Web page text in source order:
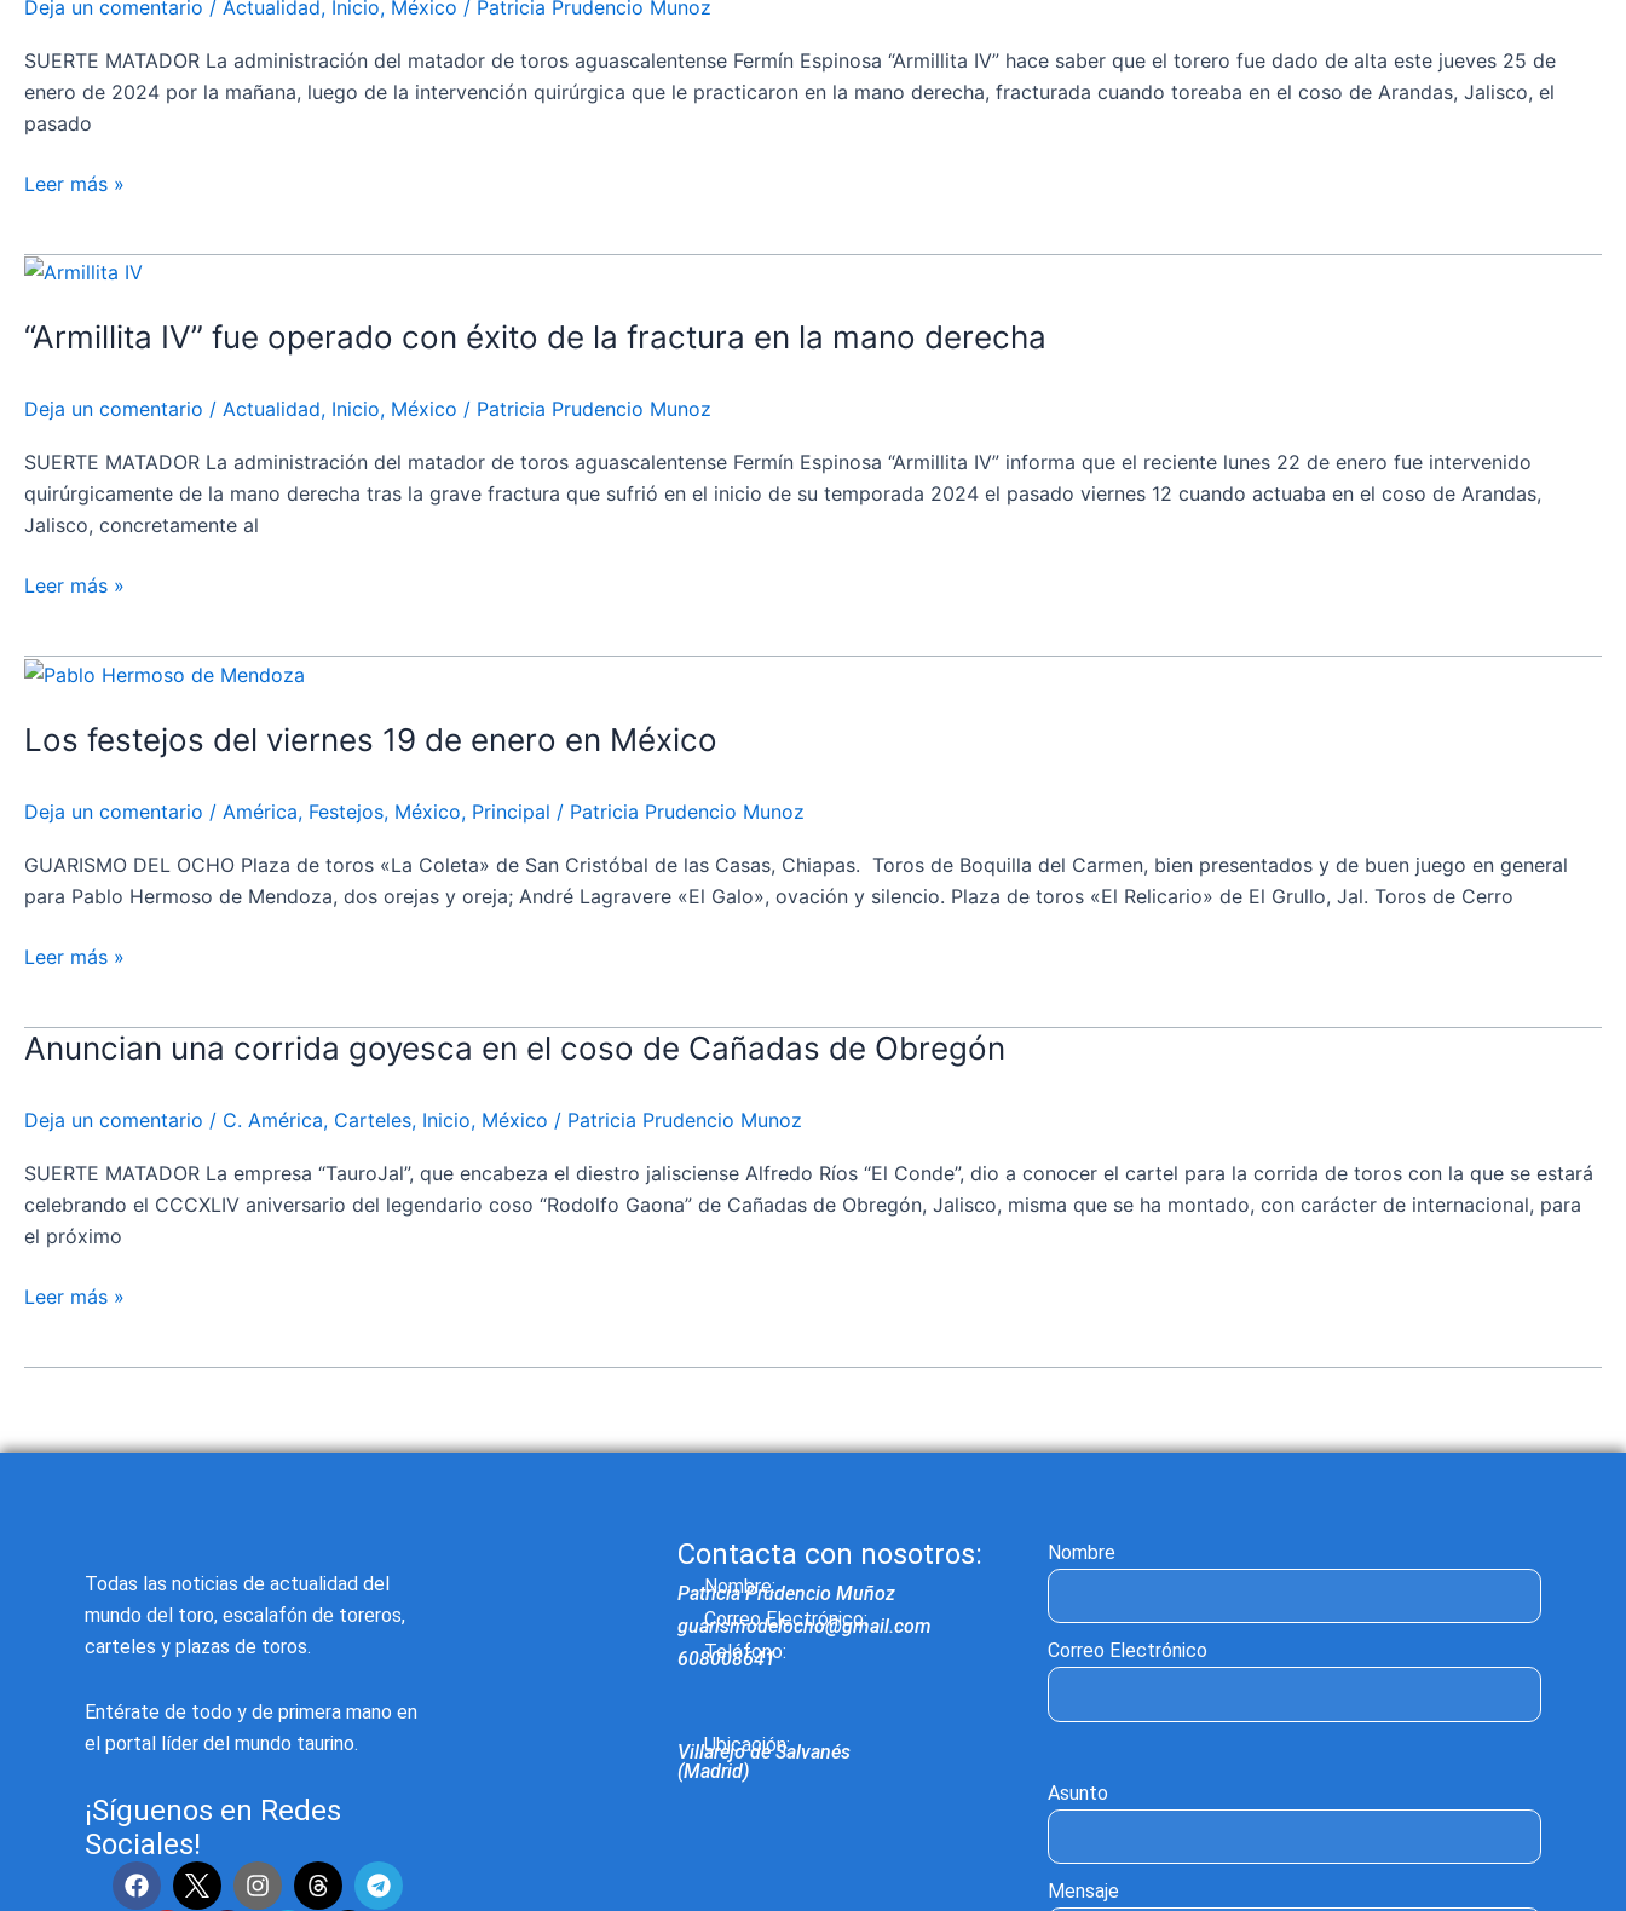
Deja un comentario / Actualidad, Inicio, México / Patricia Prudencio Munoz
SUERTE MATADOR La administración del matador de toros aguascalentense Fermín Espinosa “Armillita IV” hace saber que el torero fue dado de alta este jueves 25 de
enero de 2024 por la mañana, luego de la intervención quirúrgica que le practicaron en la mano derecha, fracturada cuando toreaba en el coso de Arandas, Jalisco, el
pasado
alta
Leer más »
“Armillita IV” fue operado con éxito de la fractura en la mano derecha
Deja un comentario / Actualidad, Inicio, México / Patricia Prudencio Munoz
SUERTE MATADOR La administración del matador de toros aguascalentense Fermín Espinosa “Armillita IV” informa que el reciente lunes 22 de enero fue intervenido
quirúrgicamente de la mano derecha tras la grave fractura que sufrió en el inicio de su temporada 2024 el pasado viernes 12 cuando actuaba en el coso de Arandas,
Jalisco, concretamente al
“Armillita
fue
éxito
de
la
fractura
la
Leer más »
Los festejos del viernes 19 de enero en México
Deja un comentario / América, Festejos, México, Principal / Patricia Prudencio Munoz
GUARISMO DEL OCHO Plaza de toros «La Coleta» de San Cristóbal de las Casas, Chiapas. Toros de Boquilla del Carmen, bien presentados y de buen juego en general
para Pablo Hermoso de Mendoza, dos orejas y oreja; André Lagravere «El Galo», ovación y silencio. Plaza de toros «El Relicario» de El Grullo, Jal. Toros de Cerro
Los
del
enero
en
Leer más »
Anuncian una corrida goyesca en el coso de Cañadas de Obregón
Deja un comentario / C. América, Carteles, Inicio, México / Patricia Prudencio Munoz
SUERTE MATADOR La empresa “TauroJal”, que encabeza el diestro jalisciense Alfredo Ríos “El Conde”, dio a conocer el cartel para la corrida de toros con la que se estará
celebrando el CCCXLIV aniversario del legendario coso “Rodolfo Gaona” de Cañadas de Obregón, Jalisco, misma que se ha montado, con carácter de internacional, para
el próximo
Anuncian
goyesca
en
el
coso
Cañadas
Leer más »
Todas las noticias de actualidad del
mundo del toro, escalafón de toreros,
carteles y plazas de toros.
Entérate de todo y de primera mano en
el portal líder del mundo taurino.
¡Síguenos en Redes
Sociales!
F
a
I
n
T
e
Y
o
T
V
Contacta con nosotros:
Nombre:
Patricia Prudencio Muñoz
Correo Electrónico:
guarismodelocho@gmail.com
Teléfono:
608008641
Ubicación:
Villarejo de Salvanés
(Madrid)
Nombre
Correo Electrónico
Asunto
Mensaje